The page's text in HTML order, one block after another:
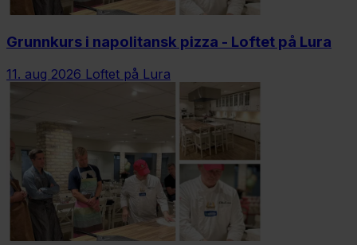
Grunnkurs i napolitansk pizza - Loftet på Lura
11. aug 2026 Loftet på Lura